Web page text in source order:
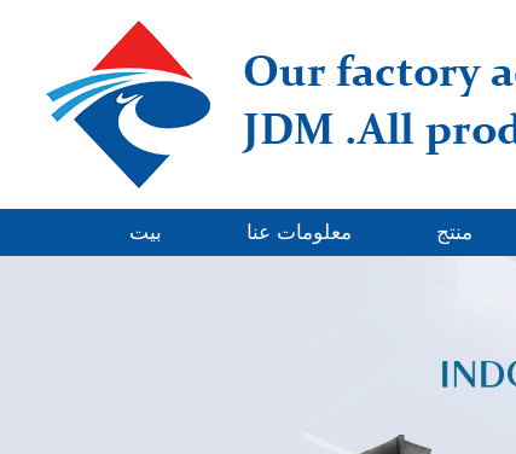
بيت معلومات عنا منتج